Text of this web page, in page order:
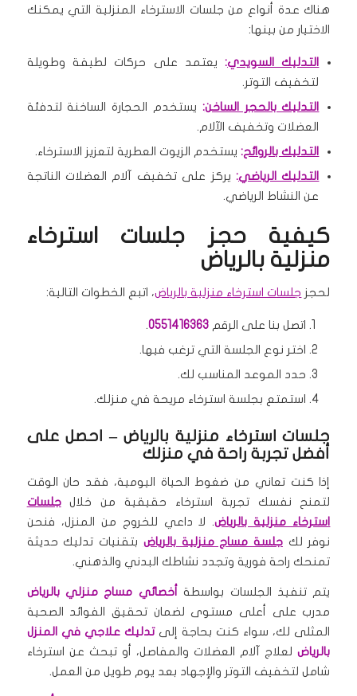
هناك عدة أنواع من جلسات الاسترخاء المنزلية التي يمكنك
الاختيار من بينها:
التدليك السويدي:يعتمد على حركات لطيفة وطويلة
لتخفيف التوتر.
التدليك بالحجر الساخن: يستخدم الحجارة الساخنة لتدفئة
العضلات وتخفيف الآلام.
التدليك بالروائح:يستخدم الزيوت العطرية لتعزيز الاسترخاء.
التدليك الرياضي:يركز على تخفيف آلام العضلات الناتجة
عن النشاط الرياضي.
كيفية حجز جلسات استرخاء
منزلية بالرياض
لحجز جلسات استرخاء منزلية بالرياض، اتبع الخطوات التالية:
اتصل بنا على الرقم 0551416363
.
اختر نوع الجلسة التي ترغب فيها.
حدد الموعد المناسب لك.
استمتع بجلسة استرخاء مريحة في منزلك.
جلسات استرخاء منزلية بالرياض – احصل على
أفضل تجربة راحة في منزلك
إذا كنت تعاني من ضغوط الحياة اليومية، فقد حان الوقت
لتمنح نفسك تجربة استرخاء حقيقية من خلالجلسات
استرخاء منزلية بالرياض. لا داعي للخروج من المنزل، فنحن
نوفر لكجلسة مساج منزلية بالرياض بتقنيات تدليك حديثة
تمنحك راحة فورية وتجدد نشاطك البدني والذهني.
يتم تنفيذ الجلسات بواسطة
أخصائي مساج منزلي بالرياض
مدرب على أعلى مستوى لضمان تحقيق الفوائد الصحية
المثلى لك، سواء كنت بحاجة إلىتدليك علاجي في المنزل
بالرياضلعلاج آلام العضلات والمفاصل، أو تبحث عن استرخاء
شامل لتخفيف التوتر والإجهاد بعد يوم طويل من العمل.